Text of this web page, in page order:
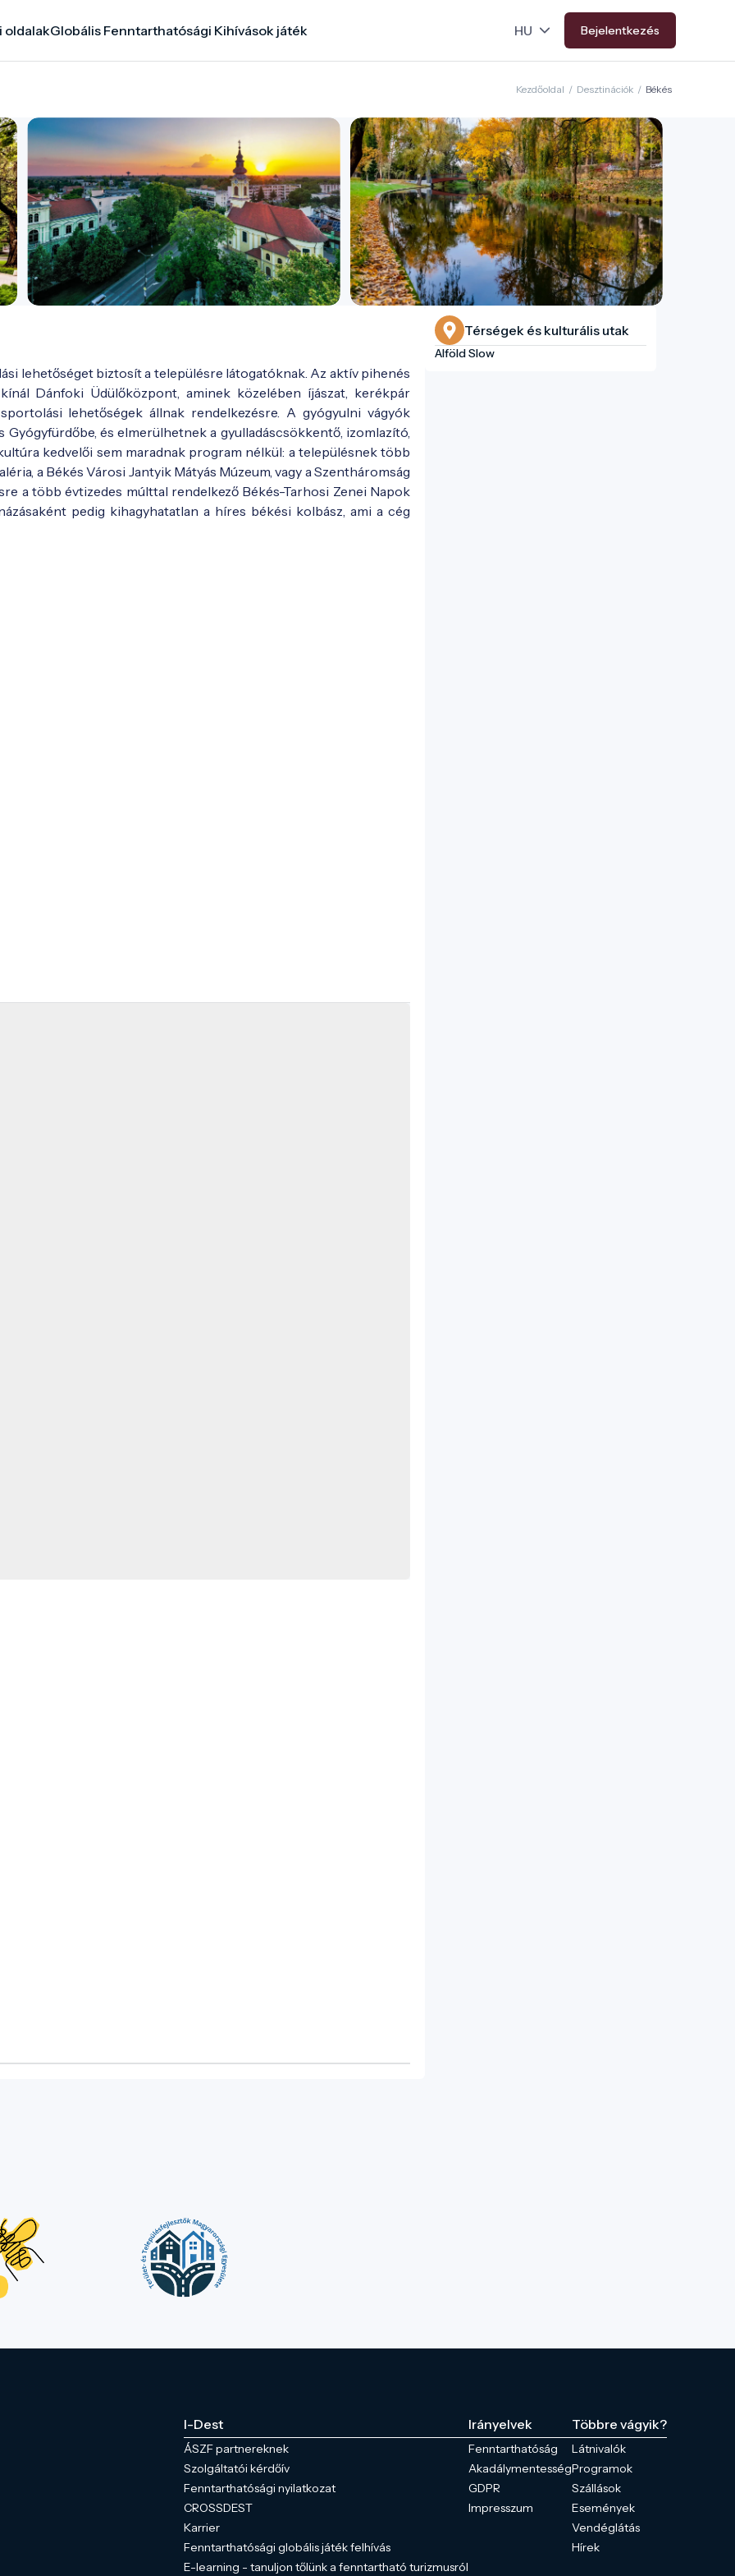
oldalakGlobális Fenntarthatósági Kihívások játék Bejelentkezés
Kezdőoldal / Desztinációk / Békés
lehetőséget biztosít a településre látogatóknak. Az aktív pihenés
Dánfoki Üdülőközpont, aminek közelében íjászat, kerékpár
lehetőségek állnak rendelkezésre. A gyógyulni vágyók
és elmerülhetnek a gyulladáscsökkentő, izomlazító,
kedvelői sem maradnak program nélkül: a településnek több
a Békés Városi Jantyik Mátyás Múzeum, vagy a Szentháromság
a több évtizedes múlttal rendelkező Békés-Tarhosi Zenei Napok
pedig kihagyhatatlan a híres békési kolbász, ami a cég
Térségek és kulturális utak
Alföld Slow
I-Dest
ÁSZF partnereknek
Szolgáltatói kérdőív
Fenntarthatósági nyilatkozat
CROSSDEST
Karrier
Fenntarthatósági globális játék felhívás
E-learning - tanuljon tőlünk a fenntartható turizmusról
Irányelvek
Fenntarthatóság
Akadálymentesség
GDPR
Impresszum
Többre vágyik?
Látnivalók
Programok
Szállások
Események
Vendéglátás
Hírek